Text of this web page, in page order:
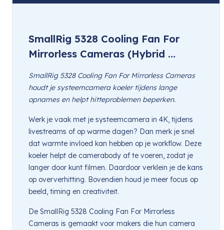
SmallRig 5328 Cooling Fan For
Mirrorless Cameras (Hybrid …
SmallRig 5328 Cooling Fan For Mirrorless Cameras
houdt je systeemcamera koeler tijdens lange
opnames en helpt hitteproblemen beperken.
Werk je vaak met je systeemcamera in 4K, tijdens
livestreams of op warme dagen? Dan merk je snel
dat warmte invloed kan hebben op je workflow. Deze
koeler helpt de camerabody af te voeren, zodat je
langer door kunt filmen. Daardoor verklein je de kans
op oververhitting. Bovendien houd je meer focus op
beeld, timing en creativiteit.
De SmallRig 5328 Cooling Fan For Mirrorless
Cameras is gemaakt voor makers die hun camera